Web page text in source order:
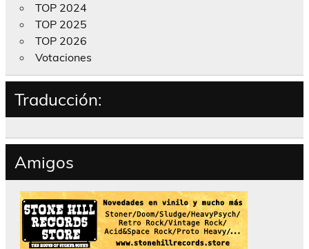
TOP 2024
TOP 2025
TOP 2026
Votaciones
Traducción:
Amigos